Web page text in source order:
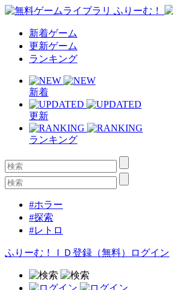
新着ゲーム
更新ゲーム
ランキング
新着
更新
ランキング
#ホラー
#探索
#レトロ
ふりーむ！ＩＤ登録（無料） ログイン